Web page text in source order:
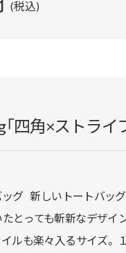
(税込)
四角×ストライ
グ 新しいトートバッグ
とっても斬新なデザイ
ルも楽々入るサイズ。